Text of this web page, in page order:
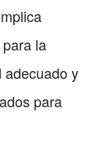
la
adecuado y
para